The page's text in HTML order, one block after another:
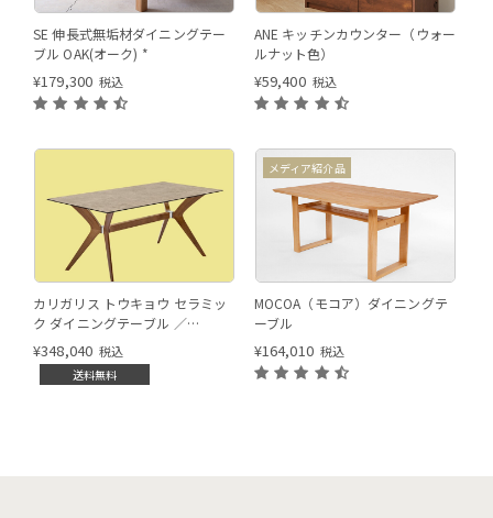
SE 伸長式無垢材ダイニングテー
ブル OAK(オーク) *
¥179,300 税込
ANE キッチンカウンター（ウォー
ルナット色）
¥59,400 税込
カリガリス トウキョウ セラミッ
ク ダイニングテーブル ／
Calligaris TOKYO ceramic Dining
table[CS18-FR] P166
¥348,040 税込
送料無料
ー:ハニーオーク色
メディア紹介品
MOCOA（モコア）ダイニングテ
ーブル
¥164,010 税込